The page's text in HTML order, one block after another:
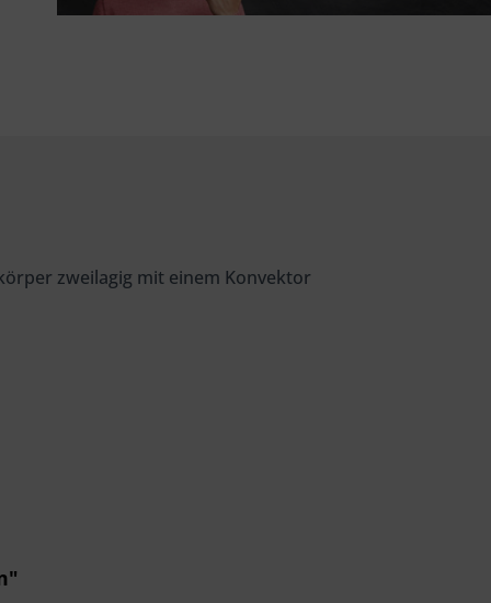
zweilagig mit einem Konvektor